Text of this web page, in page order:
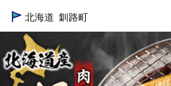
TOP
TOP ホ
TOP 定期便 【毎月定期便
北海道 釧路町